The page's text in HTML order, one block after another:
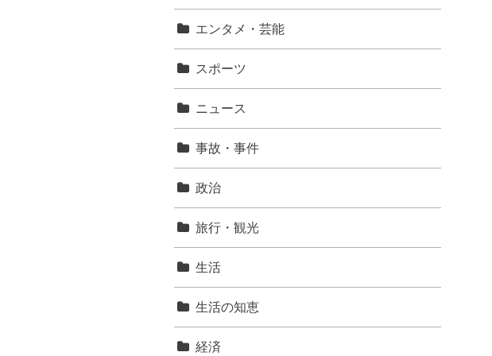
エンタメ・芸能
スポーツ
ニュース
事故・事件
政治
旅行・観光
生活
生活の知恵
経済